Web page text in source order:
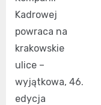
Kadrowej
powraca na
krakowskie
ulice –
wyjątkowa, 46.
edycja